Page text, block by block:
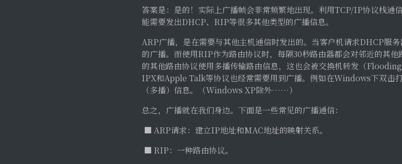
答案是：是的！实际上广播帧会非常频繁地出现。利用TCP/IP协议栈通
能需要发出DHCP、RIP等很多其他类型的广播信息。
ARP广播，是在需要与其他主机通信时发出的。当客户机请求DHCP服
的广播。而使用RIP作为路由协议时，每隔30秒路由器都会对邻近的其
的其他路由协议使用多播传输路由信息，这也会被交换机转发（
IPX和Apple Talk等协议也经常需要用到广播。例如在Windows下双击
（多播）信息。（Windows XP除外……）
总之，广播就在我们身边。下面是一些常见的广播通信：
■ ARP请求：建立IP地址和MAC地址的映射关系。
■ RIP：一种路由协议。